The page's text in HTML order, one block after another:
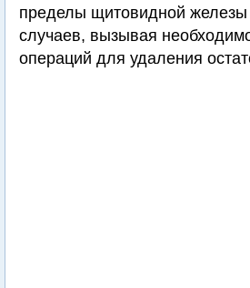
пределы щитовидной железы
случаев, вызывая
операций для удаления